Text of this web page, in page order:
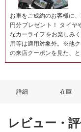
お車をご成約のお客様に
円分プレゼント！ タイヤ
なカーライフをお楽しみ
用等は適用対象外。※他
の来店クーポンを見た、と
詳細 在庫
レビュー・